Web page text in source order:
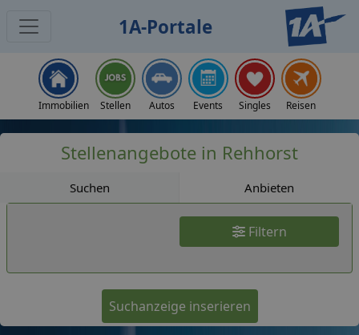
1A-Portale
Immobilien Stellen Autos Events Singles Reisen
Stellenangebote in Rehhorst
Suchen Anbieten
Filtern
Suchanzeige inserieren